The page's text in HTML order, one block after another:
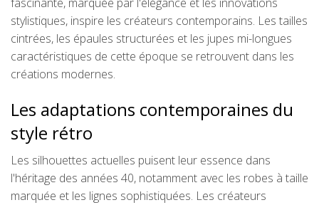
stylistiques, inspire les créateurs contemporains. Les tailles
cintrées, les épaules structurées et les jupes mi-longues
caractéristiques de cette époque se retrouvent dans les
créations modernes.
Les adaptations contemporaines du
style rétro
Les silhouettes actuelles puisent leur essence dans
l'héritage des années 40, notamment avec les robes à taille
marquée et les lignes sophistiquées. Les créateurs